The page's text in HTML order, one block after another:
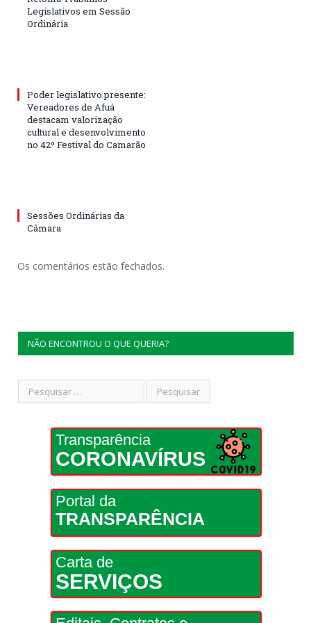
Legislativos em Sessão
Ordinária
Poder legislativo presente:
Vereadores de Afuá
destacam valorização
cultural e desenvolvimento
no 42º Festival do Camarão
Sessões Ordinárias da
Câmara
Os comentários estão fechados.
NÃO ENCONTROU O QUE QUERIA?
Transparência
CORONAVÍRUS
Portal da
TRANSPARÊNCIA
Carta de
SERVIÇOS